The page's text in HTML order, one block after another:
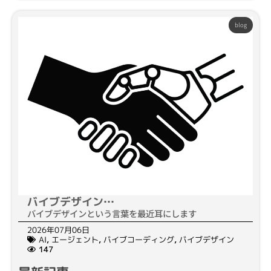
blog
バイブデザイン…
バイブデザインという言葉を最近耳にします
2026年07月06日
AI, エージェント, バイブコーディング, バイブデザイン
147